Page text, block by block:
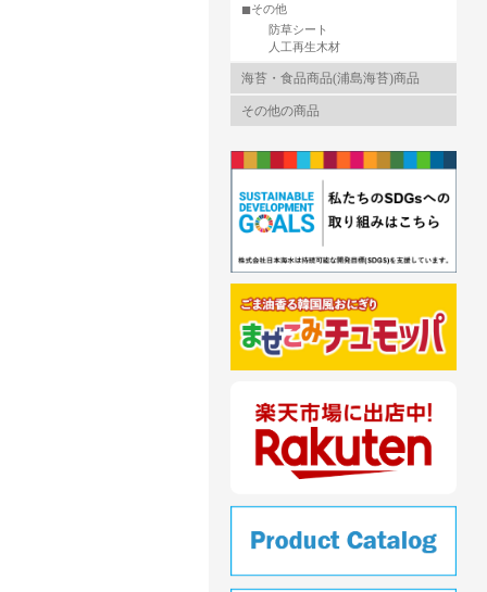
■その他
防草シート
人工再生木材
海苔・食品商品(浦島海苔)商品
その他の商品